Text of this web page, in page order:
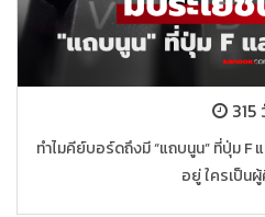
315
ทำไมคีย์บอร์ดถึงมี “แถบนูน” ที่ปุ่ม F
อยู่ ใครเป็น